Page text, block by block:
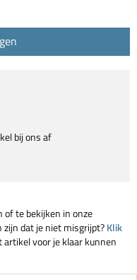
bij ons af
of te bekijken in onze
zijn dat je niet misgrijpt?Klik
voor je klaar kunnen